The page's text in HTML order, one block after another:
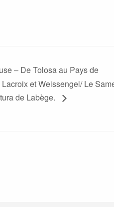
– De Tolosa au Pays de
et Weissengel/ Le
de Labège.